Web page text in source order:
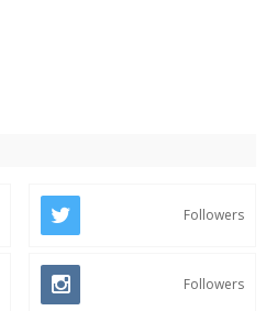
Followers
Followers